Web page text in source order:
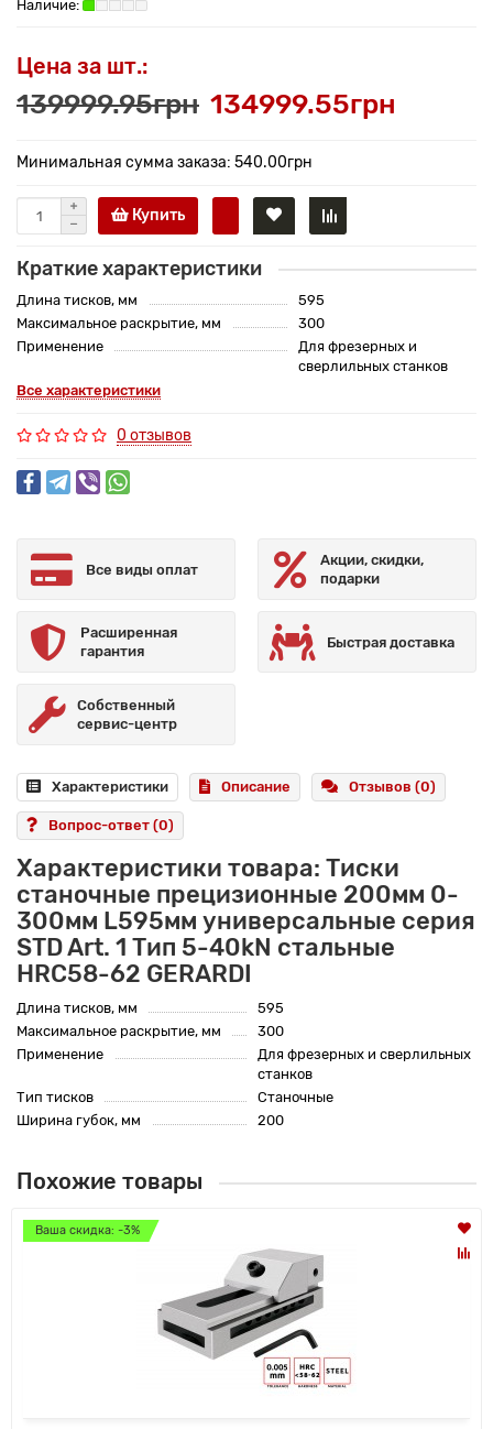
Цена за шт.:
139999.95грн 134999.55грн
Минимальная сумма заказа: 540.00грн
Купить
Краткие характеристики
Длина тисков, мм
595
Максимальное раскрытие, мм
300
Применение
Для фрезерных и
сверлильных станков
Все характеристики
0 отзывов
Все виды оплат
Акции, скидки,
подарки
Расширенная
гарантия
Быстрая доставка
Собственный
сервис-центр
Характеристики Описание Отзывов (0)
Вопрос-ответ (0)
Характеристики товара: Тиски
станочные прецизионные 200мм 0-
300мм L595мм универсальные серия
STD Art. 1 Тип 5-40kN стальные
HRC58-62 GERARDI
Длина тисков, мм
595
Максимальное раскрытие, мм
300
Применение
Для фрезерных и сверлильных
станков
Тип тисков
Станочные
Ширина губок, мм
200
Похожие товары
Ваша скидка: -3%